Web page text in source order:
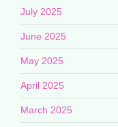
July 2025
June 2025
May 2025
April 2025
March 2025